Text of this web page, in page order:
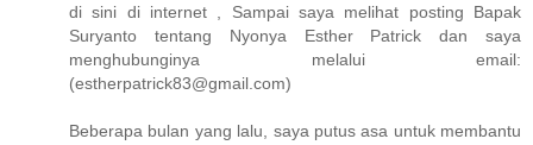
di sini di internet , Sampai saya melihat posting Bapak
Suryanto tentang Nyonya Esther Patrick dan saya
menghubunginya melalui email:
(estherpatrick83@gmail.com)
Beberapa bulan yang lalu, saya putus asa untuk membantu